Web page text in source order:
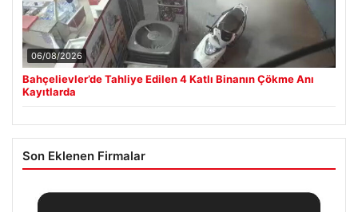
06/08/2026
Bahçelievler’de Tahliye Edilen 4 Katlı Binanın Çökme Anı
Kayıtlarda
Son Eklenen Firmalar